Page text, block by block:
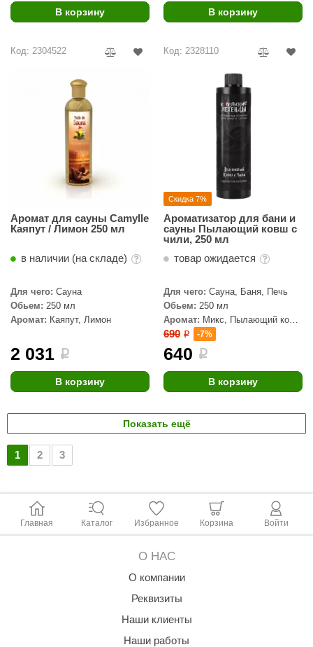
В корзину В корзину
Код: 2304522
Аромат для сауны Camylle
Каяпут / Лимон 250 мл
в наличии (на складе)
Для чего: Сауна
Обьем: 250 мл
Аромат: Каяпут, Лимон
2 031 i
В корзину
Код: 2328110
Скидка 7%
Ароматизатор для бани и
сауны Пылающий ковш с
чили, 250 мл
товар ожидается
Для чего: Сауна, Баня, Печь
Обьем: 250 мл
Аромат: Микс, Пылающий ковш
с чили
690 i -7%
640 i
В корзину
Показать ещё
1 2 3
Главная Каталог Избранное Корзина Войти
О НАС
О компании
Реквизиты
Наши клиенты
Наши работы